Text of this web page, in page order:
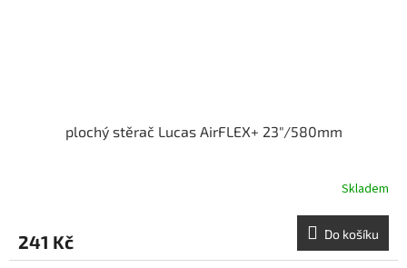
plochý stěrač Lucas AirFLEX+ 23"/580mm
Skladem
241 Kč Do košíku